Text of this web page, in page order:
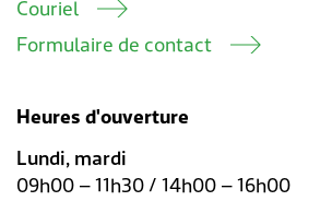
Couriel
Formulaire de contact
Heures d'ouverture
Lundi, mardi
09h00 – 11h30 / 14h00 – 16h00